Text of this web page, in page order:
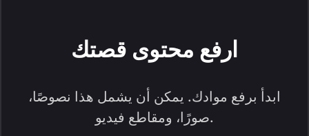
ارفع محتوى قصتك
ابدأ برفع موادك. يمكن أن يشمل هذا نصوصًا،
صورًا، ومقاطع فيديو.